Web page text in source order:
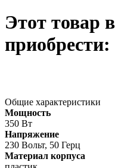
Этот товар
приобрести:
Общие характеристики
Мощность
350 Вт
Напряжение
230 Вольт, 50 Герц
Материал корпуса